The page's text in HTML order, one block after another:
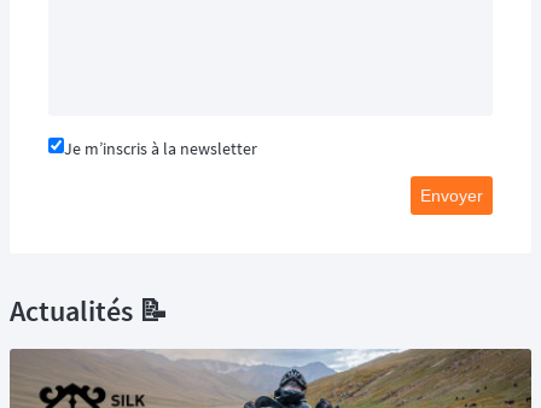
Je m’inscris à la newsletter
Envoyer
Actualités 📝